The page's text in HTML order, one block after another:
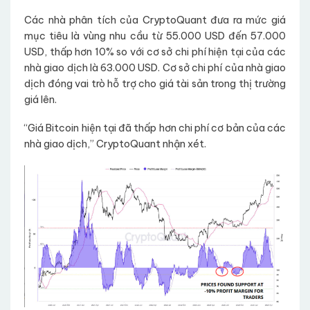
Các nhà phân tích của CryptoQuant đưa ra mức giá
mục tiêu là vùng nhu cầu từ 55.000 USD đến 57.000
USD, thấp hơn 10% so với cơ sở chi phí hiện tại của các
nhà giao dịch là 63.000 USD. Cơ sở chi phí của nhà giao
dịch đóng vai trò hỗ trợ cho giá tài sản trong thị trường
giá lên.
“Giá Bitcoin hiện tại đã thấp hơn chi phí cơ bản của các
nhà giao dịch,” CryptoQuant nhận xét.